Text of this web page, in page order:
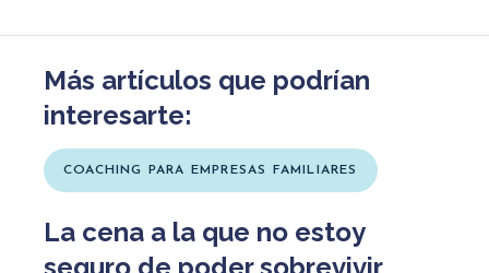
Más artículos que podrían
interesarte:
COACHING PARA EMPRESAS FAMILIARES
La cena a la que no estoy